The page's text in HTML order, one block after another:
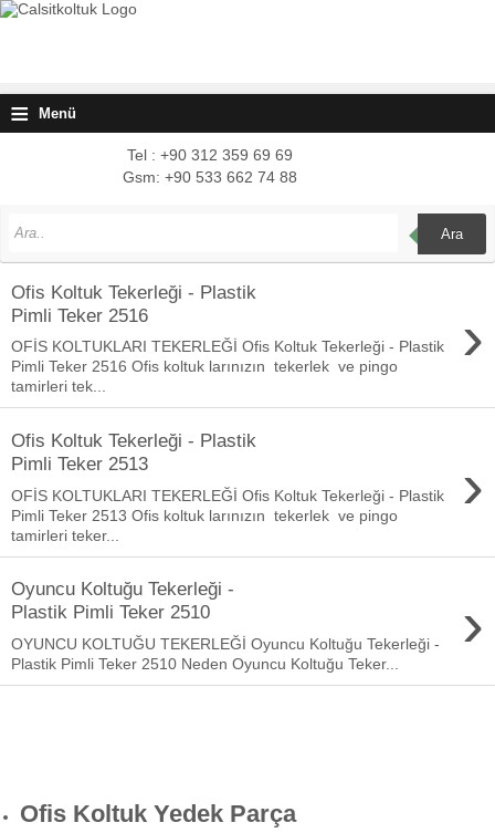
≡ Menü
Tel : +90 312 359 69 69
Gsm: +90 533 662 74 88
Ara
Ofis Koltuk Tekerleği - Plastik
Pimli Teker 2516
›
OFİS KOLTUKLARI TEKERLEĞİ Ofis Koltuk Tekerleği - Plastik
Pimli Teker 2516 Ofis koltuk larınızın tekerlek ve pingo
tamirleri tek...
Ofis Koltuk Tekerleği - Plastik
Pimli Teker 2513
›
OFİS KOLTUKLARI TEKERLEĞİ Ofis Koltuk Tekerleği - Plastik
Pimli Teker 2513 Ofis koltuk larınızın tekerlek ve pingo
tamirleri teker...
Oyuncu Koltuğu Tekerleği -
Plastik Pimli Teker 2510
›
OYUNCU KOLTUĞU TEKERLEĞİ Oyuncu Koltuğu Tekerleği -
Plastik Pimli Teker 2510 Neden Oyuncu Koltuğu Teker...
Ofis Koltuk Yedek Parça